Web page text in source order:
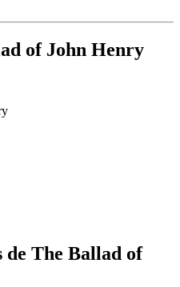
of John Henry
de The Ballad of